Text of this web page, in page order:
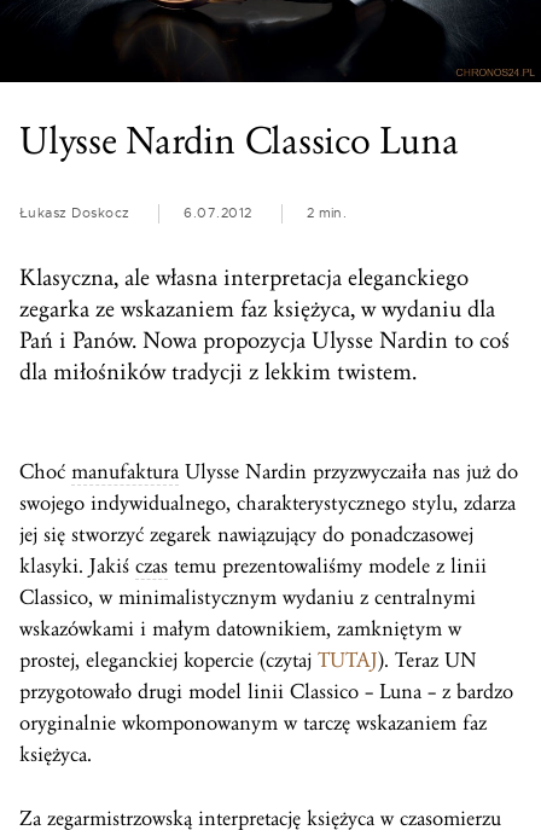
Ulysse Nardin Classico Luna
Łukasz Doskocz 6.07.2012 2 min.
Klasyczna, ale własna interpretacja eleganckiego
zegarka ze wskazaniem faz księżyca, w wydaniu dla
Pań i Panów. Nowa propozycja Ulysse Nardin to coś
dla miłośników tradycji z lekkim twistem.
Choć manufaktura Ulysse Nardin przyzwyczaiła nas już do
swojego indywidualnego, charakterystycznego stylu, zdarza
jej się stworzyć zegarek nawiązujący do ponadczasowej
klasyki. Jakiś czas temu prezentowaliśmy modele z linii
Classico, w minimalistycznym wydaniu z centralnymi
wskazówkami i małym datownikiem, zamkniętym w
prostej, eleganckiej kopercie (czytaj TUTAJ). Teraz UN
przygotowało drugi model linii Classico – Luna – z bardzo
oryginalnie wkomponowanym w tarczę wskazaniem faz
księżyca.
Za zegarmistrzowską interpretację księżyca w czasomierzu